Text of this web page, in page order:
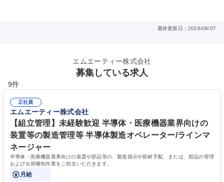
最終更新日：2026/08/07
エムエーティー株式会社
募集している求人
9件
正社員
エムエーティー株式会社
【組立管理】未経験歓迎 半導体・医療機器業界向けの
装置等の製造管理等 半導体製造オペレーター/ラインマ
ネージャー
半導体・医療機器業界向けの装置や部品等の、製造指示や部材手配、または、部品の管理
および出荷梱包作業をご担当いただきます。
月給